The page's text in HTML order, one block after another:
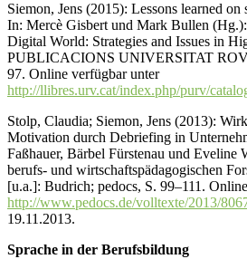
Siemon, Jens (2015): Lessons learned
In: Mercè Gisbert und Mark Bullen
Digital World: Strategies and Issues in
PUBLICACIONS UNIVERSITAT
97. Online verfügbar unter
http://llibres.urv.cat/index.php/purv/
Stolp, Claudia; Siemon, Jens (2013):
Motivation durch Debriefing in
Faßhauer, Bärbel Fürstenau und Eveline
berufs- und wirtschaftspädagogischen
[u.a.]: Budrich; pedocs, S. 99–111.
http://www.pedocs.de/volltexte/2013/
19.11.2013.
Sprache in der Berufsbildung